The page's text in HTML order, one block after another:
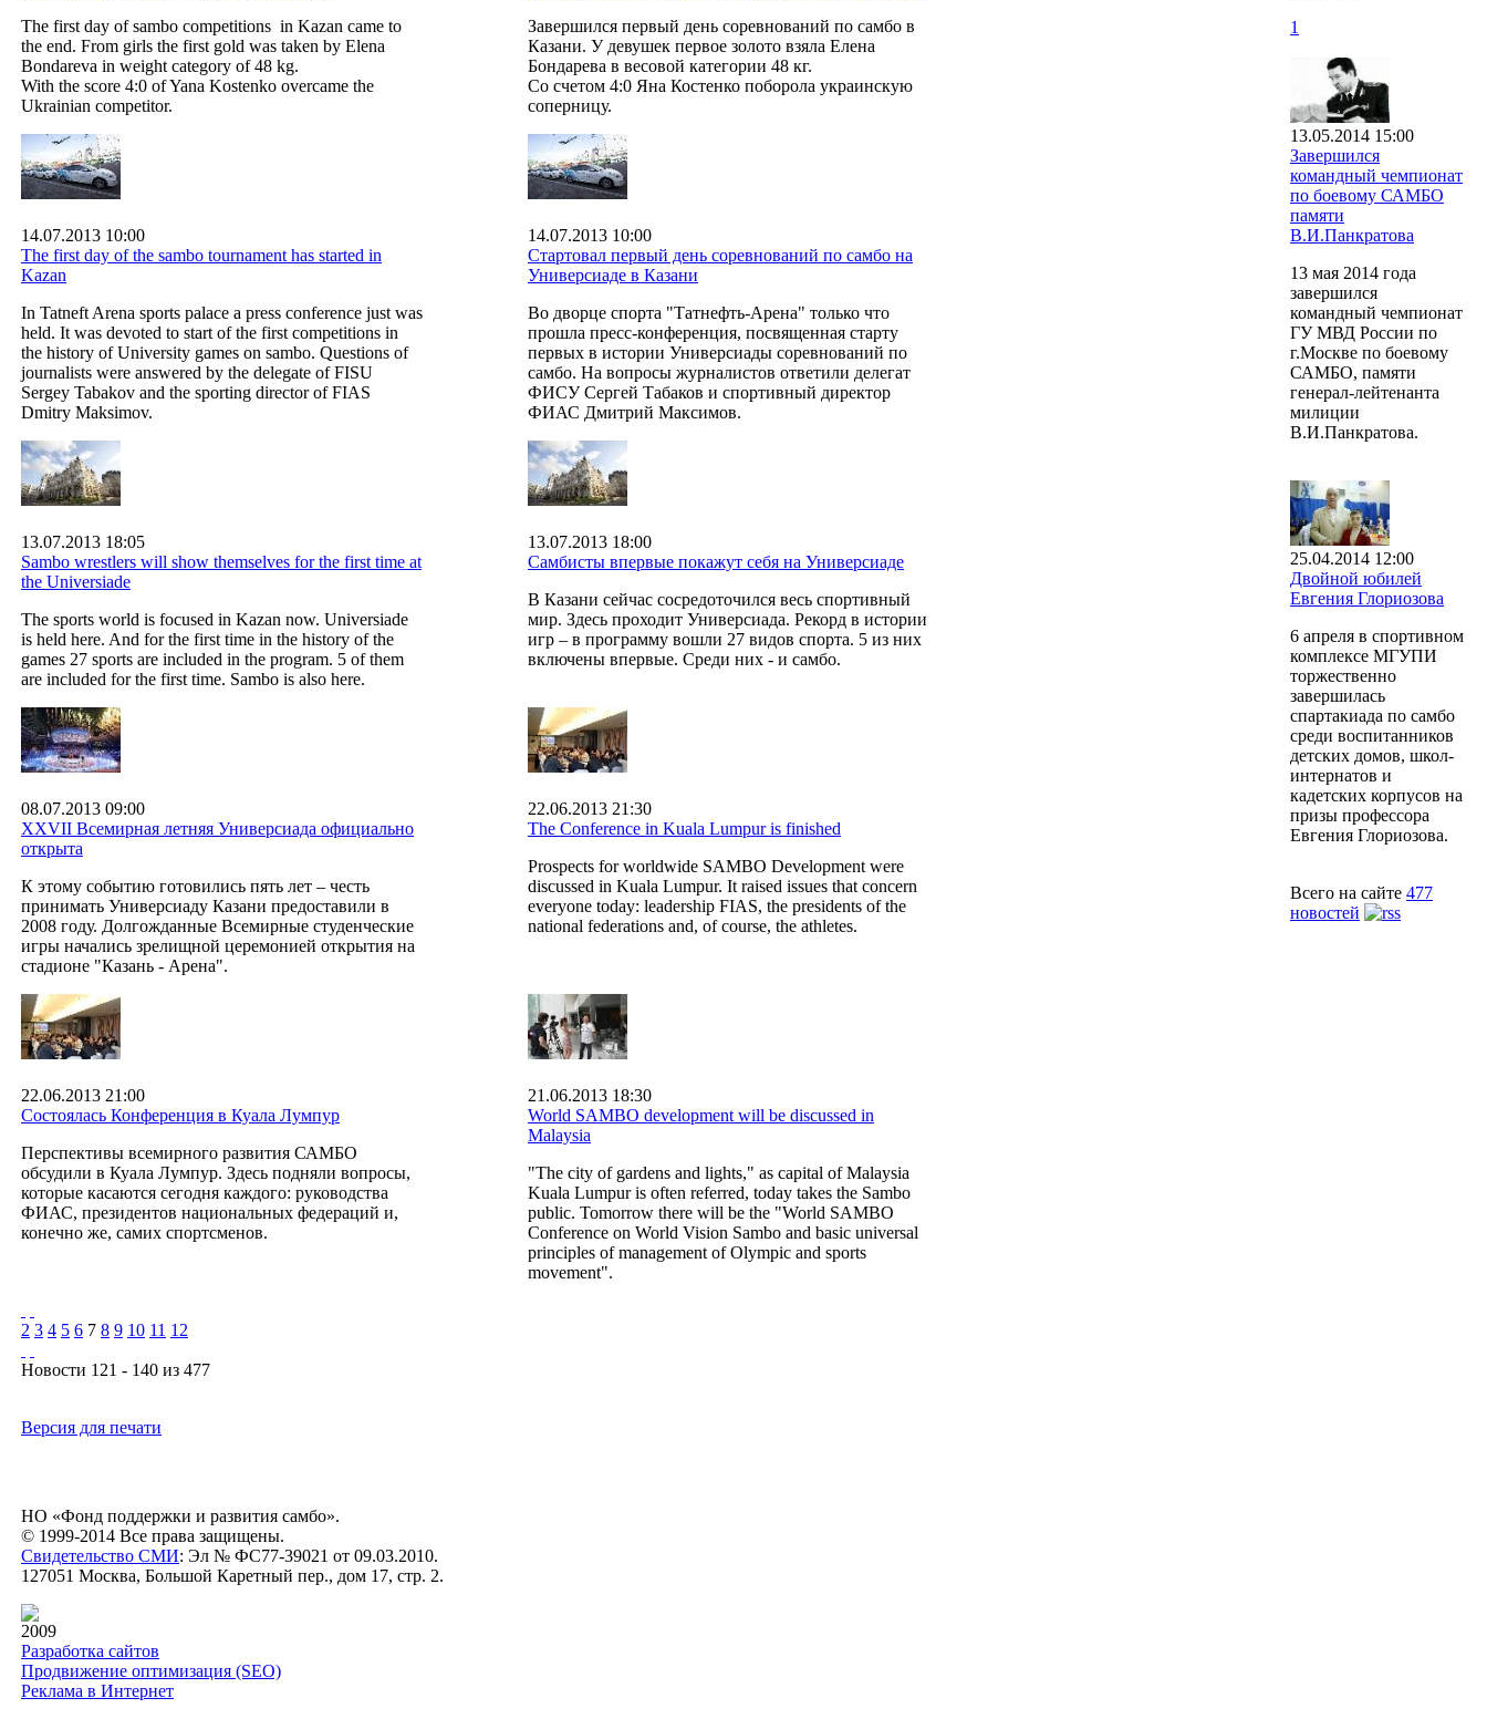
The first day of sambo competitions in Kazan came to
the end. From girls the first gold was taken by Elena
Bondareva in weight category of 48 kg.
With the score 4:0 of Yana Kostenko overcame the
Ukrainian competitor.
Завершился первый день соревнований по самбо в
Казани. У девушек первое золото взяла Елена
Бондарева в весовой категории 48 кг.
Со счетом 4:0 Яна Костенко поборола украинскую
соперницу.
14.07.2013 10:00
The first day of the sambo tournament has started in
Kazan
In Tatneft Arena sports palace a press conference just was
held. It was devoted to start of the first competitions in
the history of University games on sambo. Questions of
journalists were answered by the delegate of FISU
Sergey Tabakov and the sporting director of FIAS
Dmitry Maksimov.
14.07.2013 10:00
Стартовал первый день соревнований по самбо на
Универсиаде в Казани
Во дворце спорта "Татнефть-Арена" только что
прошла пресс-конференция, посвященная старту
первых в истории Универсиады соревнований по
самбо. На вопросы журналистов ответили делегат
ФИСУ Сергей Табаков и спортивный директор
ФИАС Дмитрий Максимов.
13.07.2013 18:05
Sambo wrestlers will show themselves for the first time at
the Universiade
The sports world is focused in Kazan now. Universiade
is held here. And for the first time in the history of the
games 27 sports are included in the program. 5 of them
are included for the first time. Sambo is also here.
13.07.2013 18:00
Самбисты впервые покажут себя на Универсиаде
В Казани сейчас сосредоточился весь спортивный
мир. Здесь проходит Универсиада. Рекорд в истории
игр – в программу вошли 27 видов спорта. 5 из них
включены впервые. Среди них - и самбо.
08.07.2013 09:00
XXVII Всемирная летняя Универсиада официально
открыта
К этому событию готовились пять лет – честь
принимать Универсиаду Казани предоставили в
2008 году. Долгожданные Всемирные студенческие
игры начались зрелищной церемонией открытия на
стадионе "Казань - Арена".
22.06.2013 21:30
The Conference in Kuala Lumpur is finished
Prospects for worldwide SAMBO Development were
discussed in Kuala Lumpur. It raised issues that concern
everyone today: leadership FIAS, the presidents of the
national federations and, of course, the athletes.
22.06.2013 21:00
Состоялась Конференция в Куала Лумпур
Перспективы всемирного развития САМБО
обсудили в Куала Лумпур. Здесь подняли вопросы,
которые касаются сегодня каждого: руководства
ФИАС, президентов национальных федераций и,
конечно же, самих спортсменов.
21.06.2013 18:30
World SAMBO development will be discussed in
Malaysia
"The city of gardens and lights," as capital of Malaysia
Kuala Lumpur is often referred, today takes the Sambo
public. Tomorrow there will be the "World SAMBO
Conference on World Vision Sambo and basic universal
principles of management of Olympic and sports
movement".
2 3 4 5 6 7 8 9 10 11 12
Новости 121 - 140 из 477
Версия для печати
1
13.05.2014 15:00
Завершился
командный чемпионат
по боевому САМБО
памяти
В.И.Панкратова
13 мая 2014 года
завершился
командный чемпионат
ГУ МВД России по
г.Москве по боевому
САМБО, памяти
генерал-лейтенанта
милиции
В.И.Панкратова.
25.04.2014 12:00
Двойной юбилей
Евгения Глориозова
6 апреля в спортивном
комплексе МГУПИ
торжественно
завершилась
спартакиада по самбо
среди воспитанников
детских домов, школ-
интернатов и
кадетских корпусов на
призы профессора
Евгения Глориозова.
Всего на сайте 477
новостей
НО «Фонд поддержки и развития самбо».
© 1999-2014 Все права защищены.
Свидетельство СМИ: Эл № ФС77-39021 от 09.03.2010.
127051 Москва, Большой Каретный пер., дом 17, стр. 2.
2009
Разработка сайтов
Продвижение оптимизация (SEO)
Реклама в Интернет